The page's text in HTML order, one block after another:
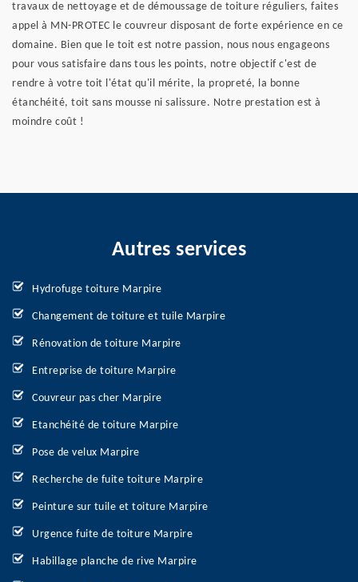
travaux de nettoyage et de démoussage de toiture réguliers, faites
appel à MN-PROTEC le couvreur disposant de forte expérience en ce
domaine. Bien que le toit est notre passion, nous nous engageons
pour vous satisfaire dans tous les points, notre objectif c'est de
rendre à votre toit l'état qu'il mérite, la propreté, la bonne
étanchéité, toit sans mousse ni salissure. Notre prestation est à
moindre coût !
Autres services
Hydrofuge toiture Marpire
Changement de toiture et tuile Marpire
Rénovation de toiture Marpire
Entreprise de toiture Marpire
Couvreur pas cher Marpire
Etanchéité de toiture Marpire
Pose de velux Marpire
Recherche de fuite toiture Marpire
Peinture sur tuile et toiture Marpire
Urgence fuite de toiture Marpire
Habillage planche de rive Marpire